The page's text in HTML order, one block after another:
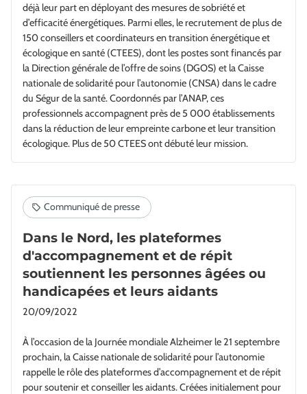
déjà leur part en déployant des mesures de sobriété et
d’efficacité énergétiques. Parmi elles, le recrutement de plus de
150 conseillers et coordinateurs en transition énergétique et
écologique en santé (CTEES), dont les postes sont financés par
la Direction générale de l’offre de soins (DGOS) et la Caisse
nationale de solidarité pour l’autonomie (CNSA) dans le cadre
du Ségur de la santé. Coordonnés par l’ANAP, ces
professionnels accompagnent près de 5 000 établissements
dans la réduction de leur empreinte carbone et leur transition
écologique. Plus de 50 CTEES ont débuté leur mission.
Dans le Nord, les plateformes
d'accompagnement et de répit
soutiennent les personnes âgées ou
handicapées et leurs aidants
20/09/2022
À l’occasion de la Journée mondiale Alzheimer le 21 septembre
prochain, la Caisse nationale de solidarité pour l’autonomie
rappelle le rôle des plateformes d’accompagnement et de répit
pour soutenir et conseiller les aidants. Créées initialement pour